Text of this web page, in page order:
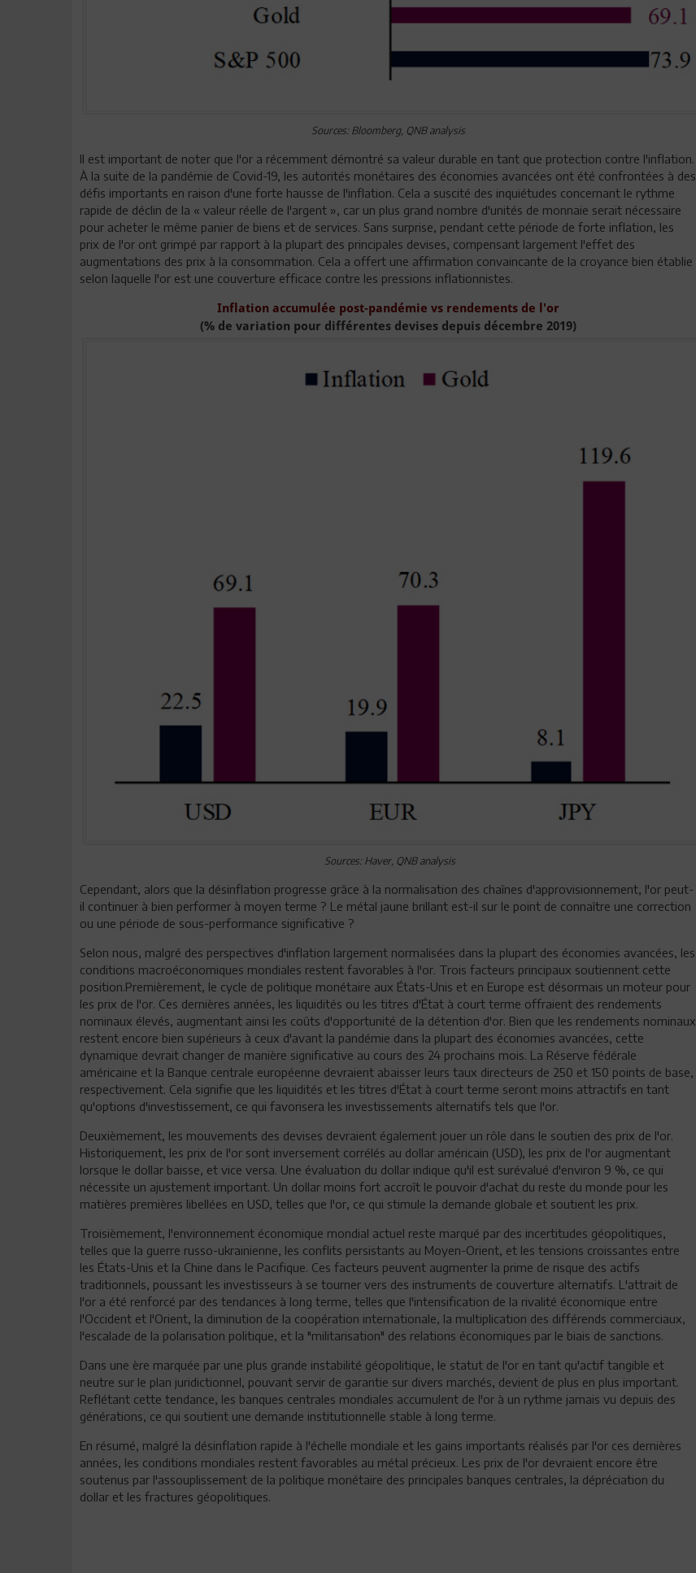
Sources: Bloomberg, QNB analysis
Il est important de noter que l'or a récemment démontré sa valeur durable en tant que protection contre l'inflation.
À la suite de la pandémie de Covid-19, les autorités monétaires des économies avancées ont été confrontées à des
défis importants en raison d'une forte hausse de l'inflation. Cela a suscité des inquiétudes concernant le rythme
rapide de déclin de la « valeur réelle de l'argent », car un plus grand nombre d'unités de monnaie serait nécessaire
pour acheter le même panier de biens et de services. Sans surprise, pendant cette période de forte inflation, les
prix de l'or ont grimpé par rapport à la plupart des principales devises, compensant largement l'effet des
augmentations des prix à la consommation. Cela a offert une affirmation convaincante de la croyance bien établie
selon laquelle l'or est une couverture efficace contre les pressions inflationnistes.
Inflation accumulée post-pandémie vs rendements de l'or
(% de variation pour différentes devises depuis décembre 2019)
Sources: Haver, QNB analysis
Cependant, alors que la désinflation progresse grâce à la normalisation des chaînes d'approvisionnement, l'or peut-
il continuer à bien performer à moyen terme ? Le métal jaune brillant est-il sur le point de connaître une correction
ou une période de sous-performance significative ?
Selon nous, malgré des perspectives d'inflation largement normalisées dans la plupart des économies avancées, les
conditions macroéconomiques mondiales restent favorables à l'or. Trois facteurs principaux soutiennent cette
position.Premièrement, le cycle de politique monétaire aux États-Unis et en Europe est désormais un moteur pour
les prix de l'or. Ces dernières années, les liquidités ou les titres d'État à court terme offraient des rendements
nominaux élevés, augmentant ainsi les coûts d'opportunité de la détention d'or. Bien que les rendements nominaux
restent encore bien supérieurs à ceux d'avant la pandémie dans la plupart des économies avancées, cette
dynamique devrait changer de manière significative au cours des 24 prochains mois. La Réserve fédérale
américaine et la Banque centrale européenne devraient abaisser leurs taux directeurs de 250 et 150 points de base,
respectivement. Cela signifie que les liquidités et les titres d'État à court terme seront moins attractifs en tant
qu'options d'investissement, ce qui favorisera les investissements alternatifs tels que l'or.
Deuxièmement, les mouvements des devises devraient également jouer un rôle dans le soutien des prix de l'or.
Historiquement, les prix de l'or sont inversement corrélés au dollar américain (USD), les prix de l'or augmentant
lorsque le dollar baisse, et vice versa. Une évaluation du dollar indique qu'il est surévalué d'environ 9 %, ce qui
nécessite un ajustement important. Un dollar moins fort accroît le pouvoir d'achat du reste du monde pour les
matières premières libellées en USD, telles que l'or, ce qui stimule la demande globale et soutient les prix.
Troisièmement, l'environnement économique mondial actuel reste marqué par des incertitudes géopolitiques,
telles que la guerre russo-ukrainienne, les conflits persistants au Moyen-Orient, et les tensions croissantes entre
les États-Unis et la Chine dans le Pacifique. Ces facteurs peuvent augmenter la prime de risque des actifs
traditionnels, poussant les investisseurs à se tourner vers des instruments de couverture alternatifs. L'attrait de
l'or a été renforcé par des tendances à long terme, telles que l'intensification de la rivalité économique entre
l'Occident et l'Orient, la diminution de la coopération internationale, la multiplication des différends commerciaux,
l'escalade de la polarisation politique, et la "militarisation" des relations économiques par le biais de sanctions.
Dans une ère marquée par une plus grande instabilité géopolitique, le statut de l'or en tant qu'actif tangible et
neutre sur le plan juridictionnel, pouvant servir de garantie sur divers marchés, devient de plus en plus important.
Reflétant cette tendance, les banques centrales mondiales accumulent de l'or à un rythme jamais vu depuis des
générations, ce qui soutient une demande institutionnelle stable à long terme.
En résumé, malgré la désinflation rapide à l'échelle mondiale et les gains importants réalisés par l'or ces dernières
années, les conditions mondiales restent favorables au métal précieux. Les prix de l'or devraient encore être
soutenus par l'assouplissement de la politique monétaire des principales banques centrales, la dépréciation du
dollar et les fractures géopolitiques.